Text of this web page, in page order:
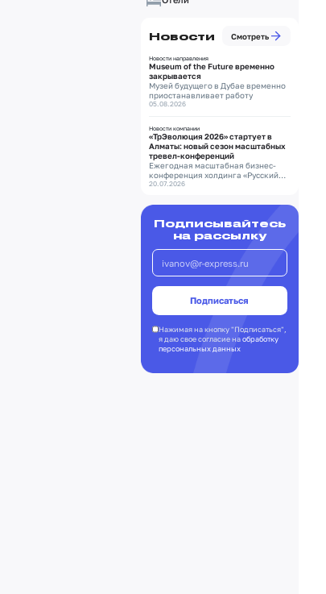
Новости Смотреть
Новости направления
Museum of the Future временно
закрывается
Музей будущего в Дубае временно
приостанавливает работу
05.08.2026
Новости компании
«ТрЭволюция 2026» стартует в
Алматы: новый сезон масштабных
тревел-конференций
Ежегодная масштабная бизнес-
конференция холдинга «Русский
Экспресс»
20.07.2026
Подписывайтесь
на рассылку
Нажимая на кнопку "Подписаться",
я даю свое согласие наобработку
персональных данных